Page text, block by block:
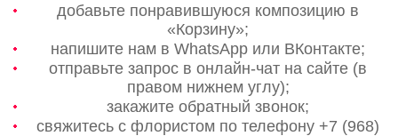
добавьте понравившуюся композицию в
«Корзину»;
напишите нам в WhatsApp или ВКонтакте;
отправьте запрос в онлайн-чат на сайте (в
правом нижнем углу);
закажите обратный звонок;
свяжитесь с флористом по телефону +7 (968)